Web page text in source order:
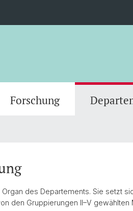
Forschung
des Departements. Sie setzt
den Gruppierungen II–V gewählten